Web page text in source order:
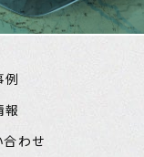
例
報
合わせ